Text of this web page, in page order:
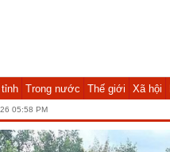
Trong nước Thế giới Xã hội
05:58 PM